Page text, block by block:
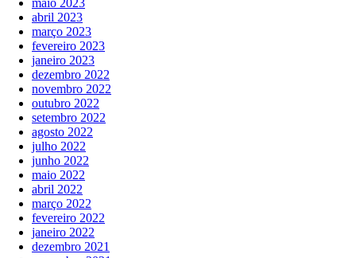
maio 2023
abril 2023
março 2023
fevereiro 2023
janeiro 2023
dezembro 2022
novembro 2022
outubro 2022
setembro 2022
agosto 2022
julho 2022
junho 2022
maio 2022
abril 2022
março 2022
fevereiro 2022
janeiro 2022
dezembro 2021